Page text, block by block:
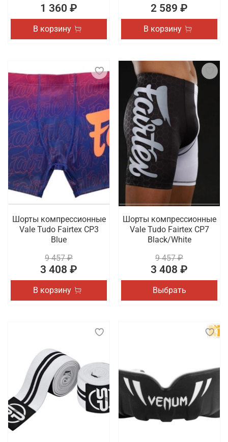
1 360 ₽
В корзину
2 589 ₽
В корзину
Шорты компрессионные
Vale Tudo Fairtex CP3
Blue
9 457 ₽
3 408 ₽
В корзину
Шорты компрессионные
Vale Tudo Fairtex CP7
Black/White
9 457 ₽
3 408 ₽
Выбрать